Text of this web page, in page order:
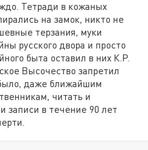
Тетради в кожаных
на замок, никто не
терзания, муки
русского двора и просто
быта оставил в них К.Р.
Высочество запретил
даже ближайшим
читать и
записи в течение 90 лет